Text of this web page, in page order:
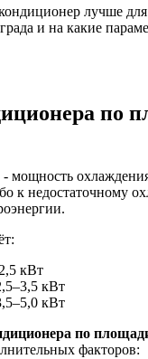
лучше
и на какие
по
мощность
к недостаточному
кВт
кВт
кВт
по
факторов: